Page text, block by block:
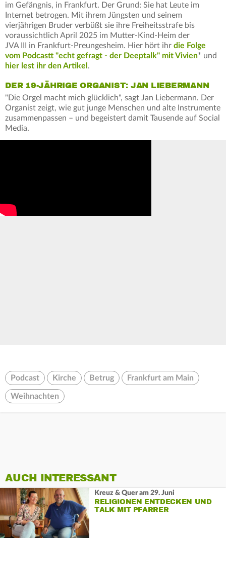
im Gefängnis, in Frankfurt. Der Grund: Sie hat Leute im
Internet betrogen. Mit ihrem Jüngsten und seinem
vierjährigen Bruder verbüßt sie ihre Freiheitsstrafe bis
voraussichtlich April 2025 im Mutter-Kind-Heim der
JVA III in Frankfurt-Preungesheim. Hier hört ihr die Folge
vom Podcastt "echt gefragt - der Deeptalk" mit Vivien* und
hier lest ihr den Artikel .
DER 19-JÄHRIGE ORGANIST: JAN LIEBERMANN
"Die Orgel macht mich glücklich", sagt Jan Liebermann. Der
Organist zeigt, wie gut junge Menschen und alte Instrumente
zusammenpassen – und begeistert damit Tausende auf Social
Media.
Podcast Kirche Betrug Frankfurt am Main
Weihnachten
AUCH INTERESSANT
Kreuz & Quer am 29. Juni
RELIGIONEN ENTDECKEN UND
TALK MIT PFARRER